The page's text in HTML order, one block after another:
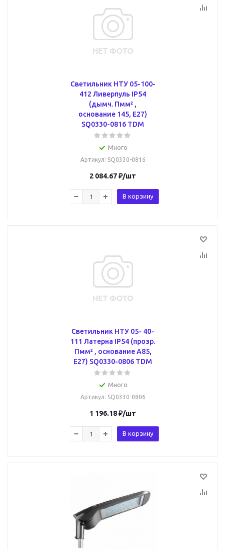
Светильник НТУ 05-100-
412 Ливерпуль IP54
(дымч. Пмм² ,
основание 145, Е27)
SQ0330-0816 TDM
Много
Артикул: SQ0330-0816
2 084.67₽/шт
В корзину
Светильник НТУ 05- 40-
111 Латерна IP54 (прозр.
Пмм² , основание А85,
Е27) SQ0330-0806 TDM
Много
Артикул: SQ0330-0806
1 196.18₽/шт
В корзину